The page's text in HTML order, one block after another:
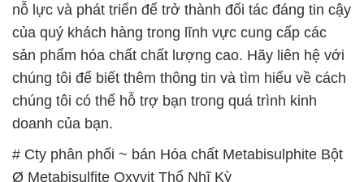
nỗ lực và phát triển để trở thành đối tác đáng tin cậy
của quý khách hàng trong lĩnh vực cung cấp các
sản phẩm hóa chất chất lượng cao. Hãy liên hệ với
chúng tôi để biết thêm thông tin và tìm hiểu về cách
chúng tôi có thể hỗ trợ bạn trong quá trình kinh
doanh của bạn.
# Cty phân phối ~ bán Hóa chất Metabisulphite Bột
Ø Metabisulfite Oxyvit Thổ Nhĩ Kỳ